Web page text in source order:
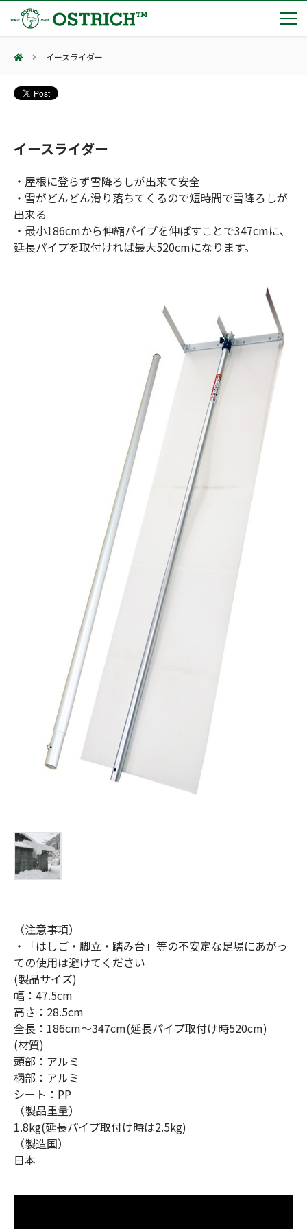
製品カテゴリー
輸血保冷庫
(Bear Avoidance)
止血・止血キット
(Massive Hemorrhage)
気道管理
(Airway)
呼吸管理
もっと見る
製品をキーワードで検索
夏季休業のお知らせ
第7回 地域×Tech東北 ご来場ありがとうございました！
2展示会【①危機管理産業展(RISCON TOKYO)2026】【②テロ対策特殊装備展（SEECAT）】に同時出展いたします
オーストリッチ熊対策カタログ
オーストリッチ防犯カタログ
会社案内
会社案内
会社概要
アクセス
カタログ
採用情報
お問合せ
見積り
オンラインショップ
English
イースライダー
イースライダー
・屋根に登らず雪降ろしが出来て安全
・雪がどんどん滑り落ちてくるので短時間で雪降ろしが
出来る
・最小186cmから伸縮パイプを伸ばすことで347cmに、
延長パイプを取付ければ最大520cmになります。
（注意事項）
・「はしご・脚立・踏み台」等の不安定な足場にあがっ
ての使用は避けてください
(製品サイズ)
幅：47.5cm
高さ：28.5cm
全長：186cm～347cm(延長パイプ取付け時520cm)
(材質)
頭部：アルミ
柄部：アルミ
シート：PP
（製品重量）
1.8kg(延長パイプ取付け時は2.5kg)
（製造国）
日本